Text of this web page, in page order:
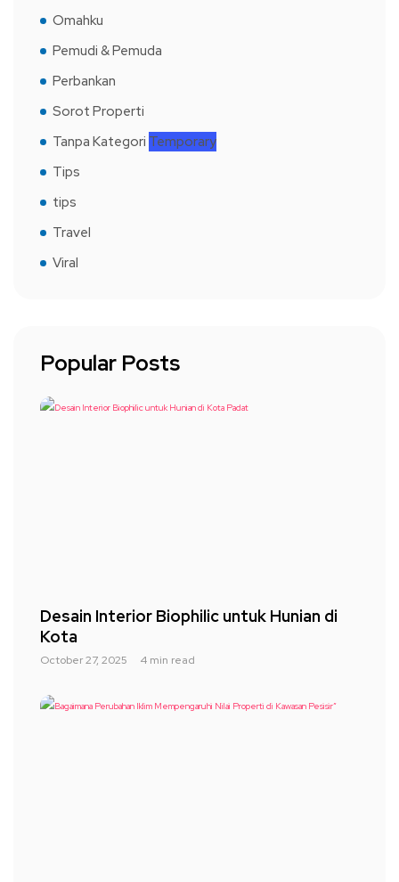
Omahku
Pemudi & Pemuda
Perbankan
Sorot Properti
Tanpa Kategori Temporary
Tips
tips
Travel
Viral
Popular Posts
Desain Interior Biophilic untuk Hunian di
Kota
October 27, 2025 4 min read